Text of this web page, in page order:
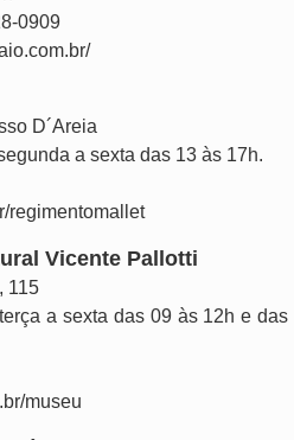
0909
D´Areia
a sexta das 13 às 17h.
regimentomallet
Vicente Pallotti
115
a sexta das 09 às 12h e das
museu